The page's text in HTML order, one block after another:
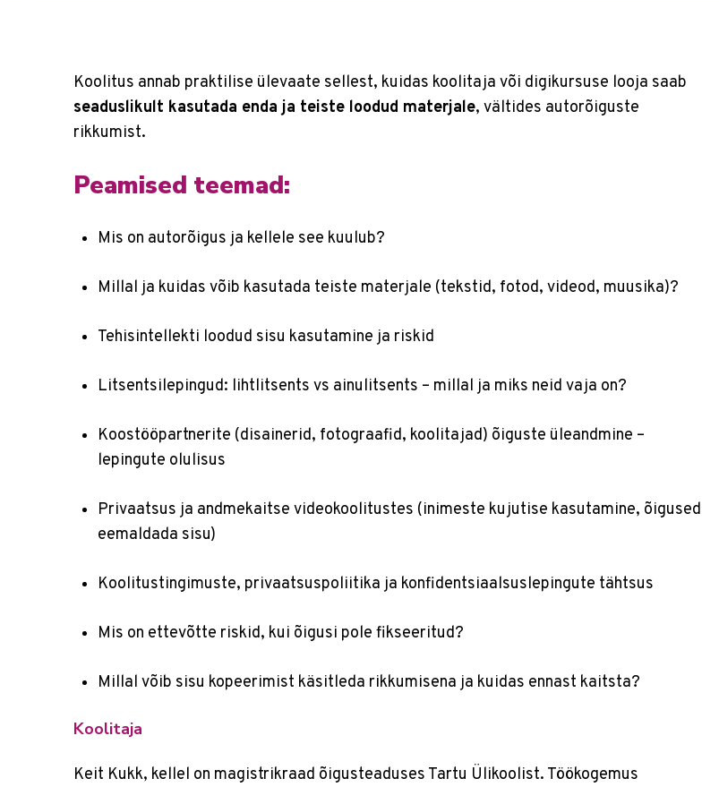
Koolitus annab praktilise ülevaate sellest, kuidas koolitaja või digikursuse looja saab
seaduslikult kasutada enda ja teiste loodud materjale, vältides autorõiguste
rikkumist.
Peamised teemad:
Mis on autorõigus ja kellele see kuulub?
Millal ja kuidas võib kasutada teiste materjale (tekstid, fotod, videod, muusika)?
Tehisintellekti loodud sisu kasutamine ja riskid
Litsentsilepingud: lihtlitsents vs ainulitsents – millal ja miks neid vaja on?
Koostööpartnerite (disainerid, fotograafid, koolitajad) õiguste üleandmine –
lepingute olulisus
Privaatsus ja andmekaitse videokoolitustes (inimeste kujutise kasutamine, õigused
eemaldada sisu)
Koolitustingimuste, privaatsuspoliitika ja konfidentsiaalsuslepingute tähtsus
Mis on ettevõtte riskid, kui õigusi pole fikseeritud?
Millal võib sisu kopeerimist käsitleda rikkumisena ja kuidas ennast kaitsta?
Koolitaja
Keit Kukk, kellel on magistrikraad õigusteaduses Tartu Ülikoolist. Töökogemus